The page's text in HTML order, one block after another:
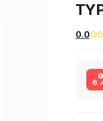
0.0
6